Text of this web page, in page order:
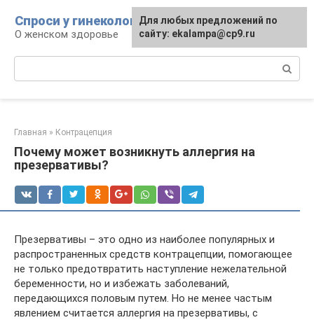
контенту
Спроси у гинеколога
О женском здоровье
Главная » Контрацепция
Почему может возникнуть аллергия на
презервативы?
Презервативы – это одно из наиболее популярных и
распространенных средств контрацепции, помогающее
не только предотвратить наступление нежелательной
беременности, но и избежать заболеваний,
передающихся половым путем. Но не менее частым
явлением считается аллергия на презервативы, с
Для любых предложений по
сайту: ekalampa@cp9.ru